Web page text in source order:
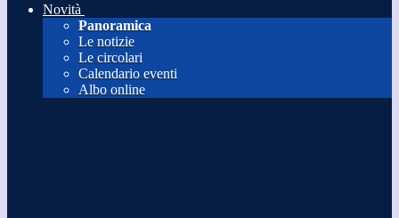
Novità
Panoramica
Le notizie
Le circolari
Calendario eventi
Albo online